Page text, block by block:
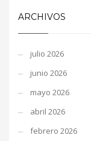
ARCHIVOS
julio 2026
junio 2026
mayo 2026
abril 2026
febrero 2026